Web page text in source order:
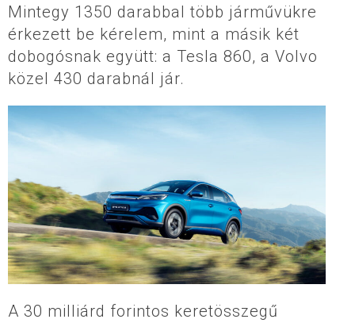
Mintegy 1350 darabbal több járművükre
érkezett be kérelem, mint a másik két
dobogósnak együtt: a Tesla 860, a Volvo
közel 430 darabnál jár.
A 30 milliárd forintos keretösszegű